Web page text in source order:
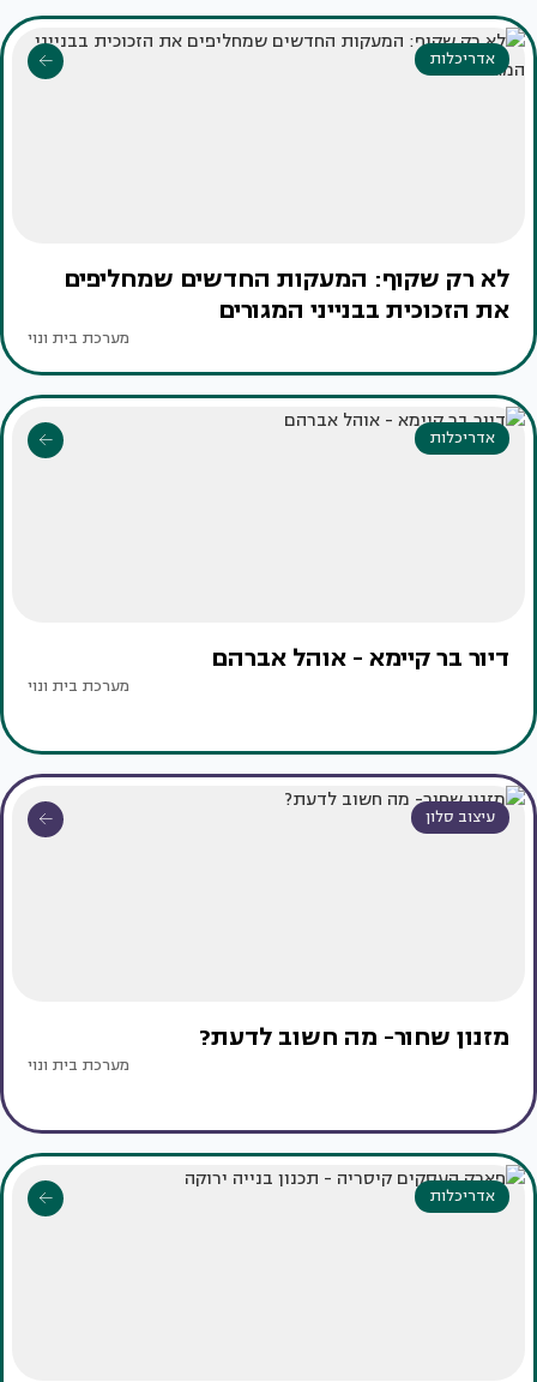
אדריכלות
לא רק שקוף: המעקות החדשים שמחליפים
את הזכוכית בבנייני המגורים
מערכת בית ונוי
אדריכלות
דיור בר קיימא - אוהל אברהם
מערכת בית ונוי
עיצוב סלון
מזנון שחור- מה חשוב לדעת?
מערכת בית ונוי
אדריכלות